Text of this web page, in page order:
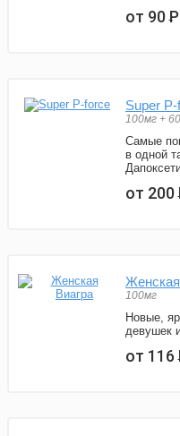
от 90Р
Super
100мг +
Самые
в одной
от 200
100мг
Новые,
девушек
от 116